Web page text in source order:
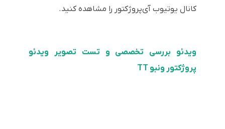
کانال یوتیوب آی‌پروژکتور را مشاهده کنید.
ویدئو بررسی تخصصی و تست تصویر ویدئو
پروژکتور ونبو TT